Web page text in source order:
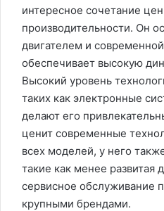
интересное сочетание
производительности. Он
двигателем и
обеспечивает высокую
Высокий уровень
таких как электронные
делают его
ценит современные
всех моделей, у него
такие как менее развитая
сервисное обслуживание
крупными брендами.